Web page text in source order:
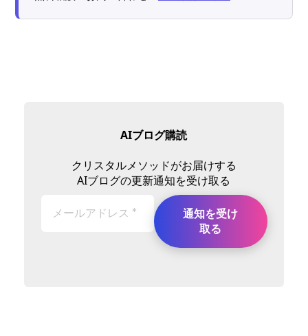
AIブログ購読
クリスタルメソッドがお届けする
AIブログの更新通知を受け取る